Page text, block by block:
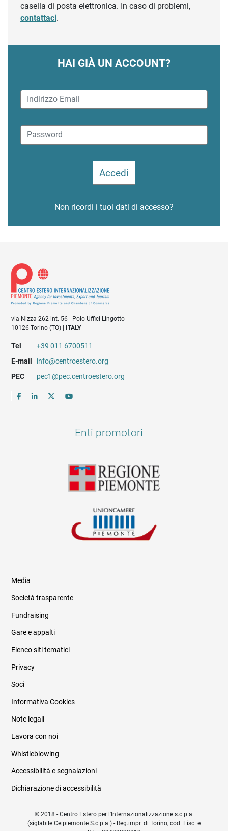
casella di posta elettronica. In caso di problemi,
contattaci.
HAI GIÀ UN ACCOUNT?
Non ricordi i tuoi dati di accesso?
via Nizza 262 int. 56 - Polo Uffici Lingotto
10126 Torino (TO) |
ITALY
Tel
+39 011 6700511
E-mail
info@centroestero.org
PEC
pec1@pec.centroestero.org
Enti promotori
Informazioni legali e trasparenza
Media
Società trasparente
Fundraising
Gare e appalti
Elenco siti tematici
Privacy
Soci
Informativa Cookies
Note legali
Lavora con noi
Whistleblowing
Accessibilità e segnalazioni
Dichiarazione di accessibilità
© 2018 - Centro Estero per l'Internazionalizzazione s.c.p.a.
(siglabile Ceipiemonte S.c.p.a.) - Reg.impr. di Torino, cod. Fisc. e